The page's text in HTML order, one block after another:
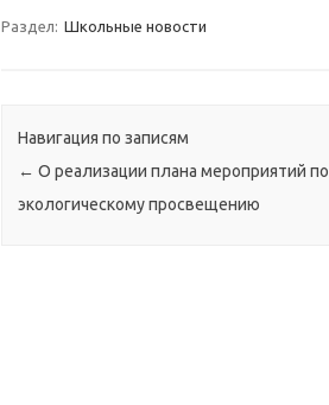
Раздел: Школьные новости
Навигация по записям
← О реализации плана мероприятий по
экологическому просвещению